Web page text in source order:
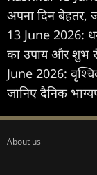
अपना द‍िन बेहतर,
13 June 2026:
का उपाय और शुभ
June 2026:
जान‍िए दैन‍िक
About us